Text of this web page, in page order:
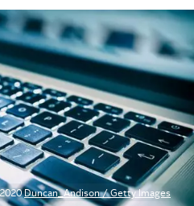
Duncan_Andison / Get­ty Images